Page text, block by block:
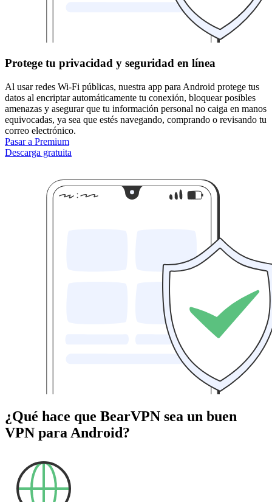
Protege tu privacidad y seguridad en línea
Al usar redes Wi-Fi públicas, nuestra app para Android protege tus
datos al encriptar automáticamente tu conexión, bloquear posibles
amenazas y asegurar que tu información personal no caiga en manos
equivocadas, ya sea que estés navegando, comprando o revisando tu
correo electrónico.
Pasar a Premium
Descarga gratuita
¿Qué hace que BearVPN sea un buen
VPN para Android?